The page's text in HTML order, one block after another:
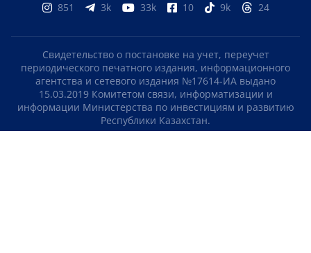
851 3k 33k 10 9k 24
Свидетельство о постановке на учет, переучет
периодического печатного издания, информационного
агентства и сетевого издания №17614-ИА выдано
15.03.2019 Комитетом связи, информатизации и
информации Министерства по инвестициям и развитию
Республики Казахстан.